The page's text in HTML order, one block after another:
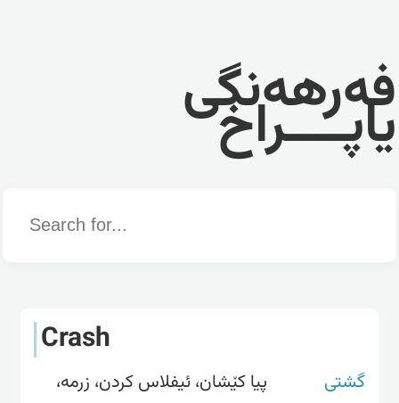
فەرهەنگی
یاپــــراخ
Word
Crash
گشتی
پیا کێشان، ئیفلاس کردن، زرمە،